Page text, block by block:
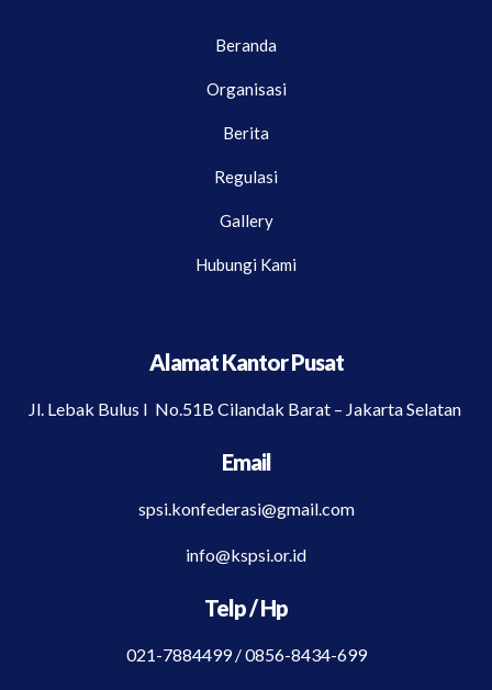
Beranda
Organisasi
Berita
Regulasi
Gallery
Hubungi Kami
Alamat Kantor Pusat
Jl. Lebak Bulus I No.51B Cilandak Barat – Jakarta Selatan
Email
spsi.konfederasi@gmail.com
info@kspsi.or.id
Telp / Hp
021-7884499 / 0856-8434-699